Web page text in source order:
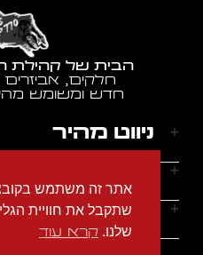
הבית של קהילת
חלקים, אביזרים
חדש ומשומש
ניווט מהיר
דף הבית
אודותינו
הצהרת נגישות
מדיניות הפרטיות
ראשון - חמישי: 9:00-18:00
יצירת קשר
שתקבל את חוויית
שלנו. קרא עוד